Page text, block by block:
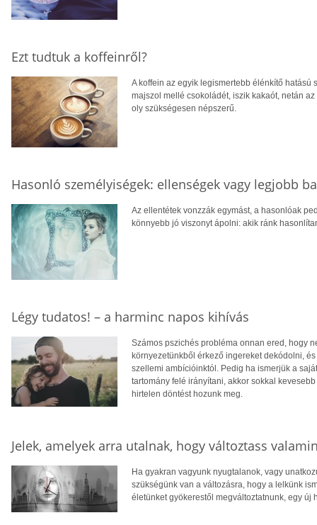
Ezt tudtuk a koffeinről?
A koffein az egyik legismertebb élénkítő hatású
majszol mellé csokoládét, iszik kakaót, netán
oly szükségesen népszerű.
Hasonló személyiségek: ellenségek vagy legjobb
Az ellentétek vonzzák egymást, a hasonlóak
könnyebb jó viszonyt ápolni: akik ránk
Légy tudatos! – a harminc napos kihívás
Számos pszichés probléma onnan ered, hogy
környezetünkből érkező ingereket dekódolni,
szellemi ambícióinktól. Pedig ha ismerjük a
tartomány felé irányítani, akkor sokkal
hirtelen döntést hozunk meg.
Jelek, amelyek arra utalnak, hogy változtass
Ha gyakran vagyunk nyugtalanok, vagy
szükségünk van a változásra, hogy a lelkünk
életünket gyökerestől megváltoztatnunk, egy új